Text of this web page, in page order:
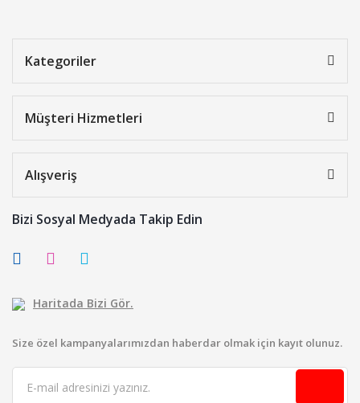
Kategoriler
Müşteri Hizmetleri
Alışveriş
Bizi Sosyal Medyada Takip Edin
Haritada Bizi Gör.
Size özel kampanyalarımızdan haberdar olmak için kayıt olunuz.